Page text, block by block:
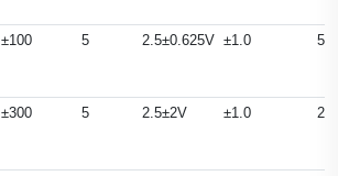
±100 5 2.5±0.625V ±1.0 50
±300 5 2.5±2V ±1.0